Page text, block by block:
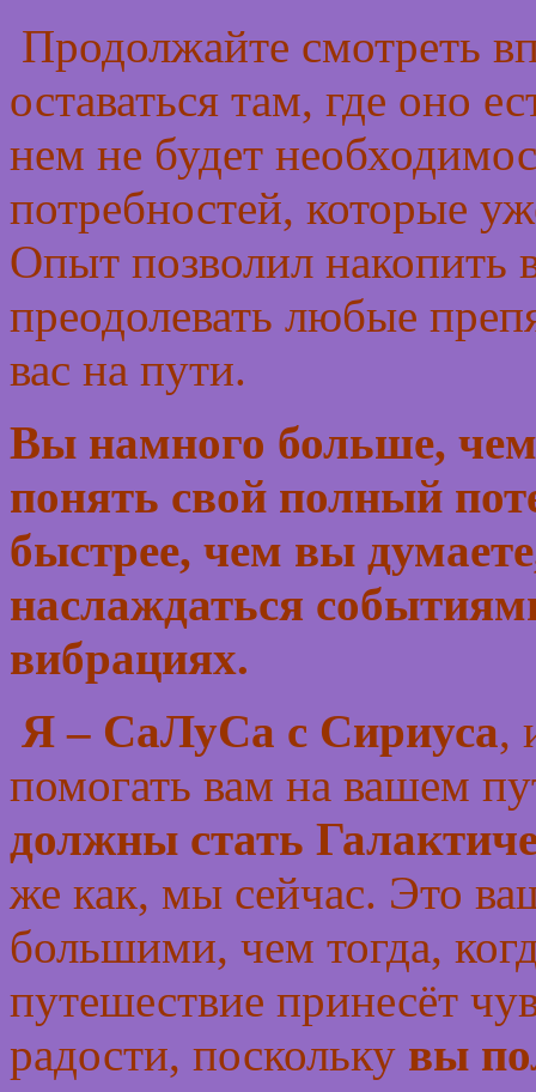
Продолжайте смотреть
оставаться там, где оно
нем не будет
потребностей, которые
Опыт позволил накопить
преодолевать любые
вас на пути.
Вы намного больше, чем
понять свой полный
быстрее, чем вы
наслаждаться
вибрациях.
Я – СаЛуСа с Сириуса,
помогать вам на вашем
должны стать
же как, мы сейчас. Это
большими, чем тогда,
путешествие принесёт
радости, поскольку вы